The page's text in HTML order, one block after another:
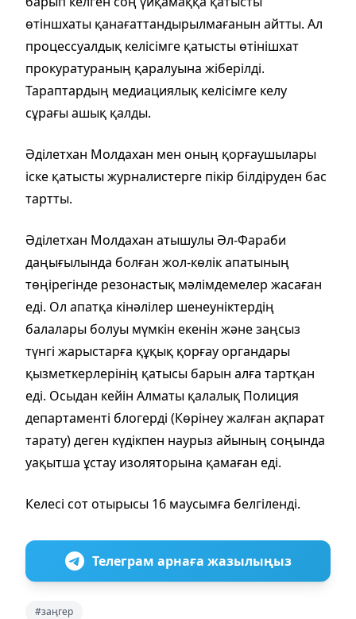
өтіншхаты қанағаттандырылмағанын айтты. Ал
процессуалдық келісімге қатысты өтінішхат
прокуратураның қаралуына жіберілді.
Тараптардың медиациялық келісімге келу
сұрағы ашық қалды.
Әділетхан Молдахан мен оның қорғаушылары
іске қатысты журналистерге пікір білдіруден бас
тартты.
Әділетхан Молдахан атышулы Әл-Фараби
даңығылында болған жол-көлік апатының
төңірегінде резонастық мәлімдемелер жасаған
еді. Ол апатқа кінәлілер шенеуніктердің
балалары болуы мүмкін екенін және заңсыз
түнгі жарыстарға құқық қорғау органдары
қызметкерлерінің қатысы барын алға тартқан
еді. Осыдан кейін Алматы қалалық Полиция
департаменті блогерді (Көрінеу жалған ақпарат
тарату) деген күдікпен наурыз айының соңында
уақытша ұстау изоляторына қамаған еді.
Келесі сот отырысы 16 маусымға белгіленді.
Телеграм арнаға жазылыңыз
#заңгер